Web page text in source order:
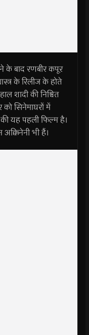
के बाद रणबीर कपूर
के रिलीज के होते
शादी की निश्चित
को सिनेमाघरों में
यह पहली फिल्म है।
भी हैं।